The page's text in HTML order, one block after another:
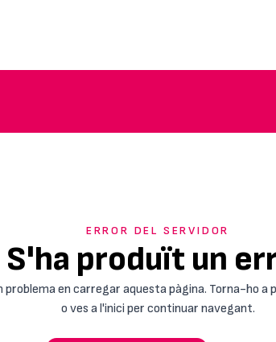
ERROR DEL SERVIDOR
S'ha produït un
problema en carregar aquesta pàgina. Torna-ho a
o ves a l'inici per continuar navegant.